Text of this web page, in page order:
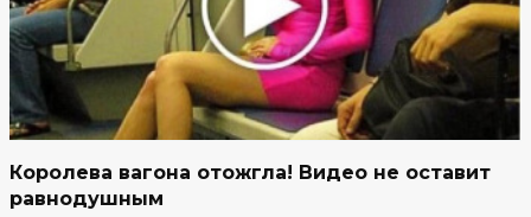
Королева вагона отожгла! Видео не оставит
равнодушным